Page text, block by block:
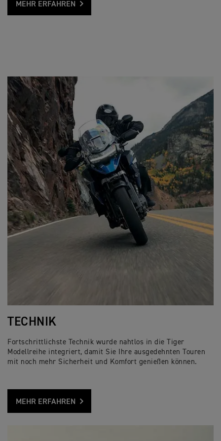
MEHR ERFAHREN
TECHNIK
Fortschrittlichste Technik wurde nahtlos in die Tiger
Modellreihe integriert, damit Sie Ihre ausgedehnten Touren
mit noch mehr Sicherheit und Komfort genießen können.
MEHR ERFAHREN